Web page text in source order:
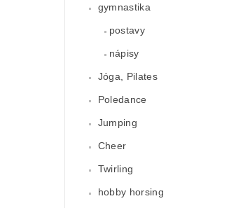
gymnastika
postavy
nápisy
Jóga, Pilates
Poledance
Jumping
Cheer
Twirling
hobby horsing